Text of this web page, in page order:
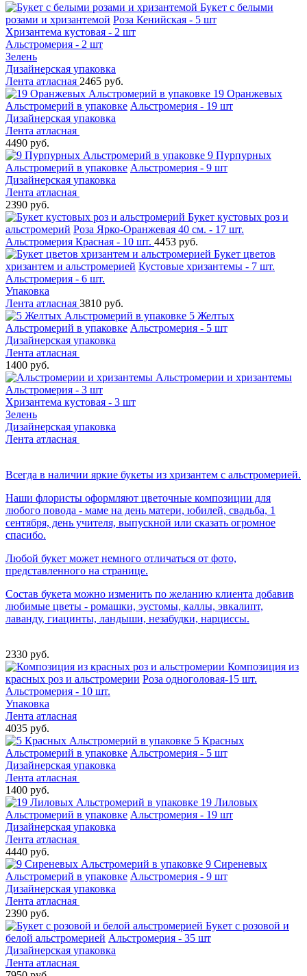
Букет с белыми
розами и хризантемой Роза Кенийская - 5 шт
Хризантема кустовая - 2 шт
Альстромерия - 2 шт
Зелень
Дизайнерская упаковка
Лента атласная 2465 руб.
19 Оранжевых
Альстромерий в упаковке Альстромерия - 19 шт
Дизайнерская упаковка
Лента атласная
4490 руб.
9 Пурпурных
Альстромерий в упаковке Альстромерия - 9 шт
Дизайнерская упаковка
Лента атласная
2390 руб.
Букет кустовых роз и
альстромерий Роза Ярко-Оранжевая 40 см. - 17 шт.
Альстромерия Красная - 10 шт. 4453 руб.
Букет цветов
хризантем и альстромерией Кустовые хризантемы - 7 шт.
Альстромерия - 6 шт.
Упаковка
Лента атласная 3810 руб.
5 Желтых
Альстромерий в упаковке Альстромерия - 5 шт
Дизайнерская упаковка
Лента атласная
1400 руб.
Альстромерии и хризантемы
Альстромерия - 3 шт
Хризантема кустовая - 3 шт
Зелень
Дизайнерская упаковка
Лента атласная
Всегда в наличии яркие букеты из хризантем с альстромерией.
Наши флористы оформляют цветочные композиции для
любого повода - маме на день матери, юбилей, свадьба, 1
сентября, день учителя, выпускной или сказать огромное
спасибо.
Любой букет может немного отличаться от фото,
представленного на странице.
Состав букета можно изменить по желанию клиента добавив
любимые цветы - ромашки, эустомы, каллы, эвкалипт,
лаванду, гиацинты, ландыши, незабудки, нарциссы.
2330 руб.
Композиция из
красных роз и альстромерии Роза одноголовая-15 шт.
Альстромерия - 10 шт.
Упаковка
Лента атласная
4035 руб.
5 Красных
Альстромерий в упаковке Альстромерия - 5 шт
Дизайнерская упаковка
Лента атласная
1400 руб.
19 Лиловых
Альстромерий в упаковке Альстромерия - 19 шт
Дизайнерская упаковка
Лента атласная
4440 руб.
9 Сиреневых
Альстромерий в упаковке Альстромерия - 9 шт
Дизайнерская упаковка
Лента атласная
2390 руб.
Букет с розовой и
белой альстромерией Альстромерия - 35 шт
Дизайнерская упаковка
Лента атласная